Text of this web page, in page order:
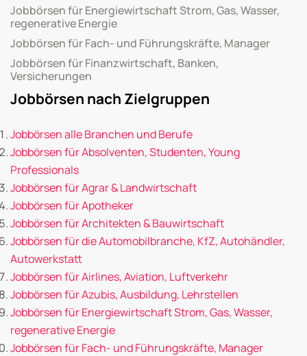
Jobbörsen für Energiewirtschaft Strom, Gas, Wasser,
regenerative Energie
Jobbörsen für Fach- und Führungskräfte, Manager
Jobbörsen für Finanzwirtschaft, Banken,
Versicherungen
Jobbörsen nach Zielgruppen
Jobbörsen alle Branchen und Berufe
Jobbörsen für Absolventen, Studenten, Young
Professionals
Jobbörsen für Agrar & Landwirtschaft
Jobbörsen für Apotheker
Jobbörsen für Architekten & Bauwirtschaft
Jobbörsen für die Automobilbranche, KfZ, Autohändler,
Autowerkstatt
Jobbörsen für Airlines, Aviation, Luftverkehr
Jobbörsen für Azubis, Ausbildung, Lehrstellen
Jobbörsen für Energiewirtschaft Strom, Gas, Wasser,
regenerative Energie
Jobbörsen für Fach- und Führungskräfte, Manager